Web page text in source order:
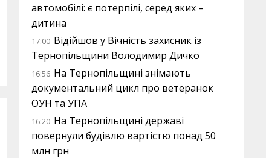
автомобілі: є потерпілі, серед яких –
дитина
17:00 Відійшов у Вічність захисник із
Тернопільщини Володимир Дичко
16:56 На Тернопільщині знімають
документальний цикл про ветеранок
ОУН та УПА
16:20 На Тернопільщині державі
повернули будівлю вартістю понад 50
млн грн